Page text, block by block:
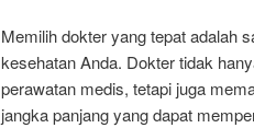
Memilih dokter yang tepat adalah
kesehatan Anda. Dokter tidak
perawatan medis, tetapi juga
jangka panjang yang dapat